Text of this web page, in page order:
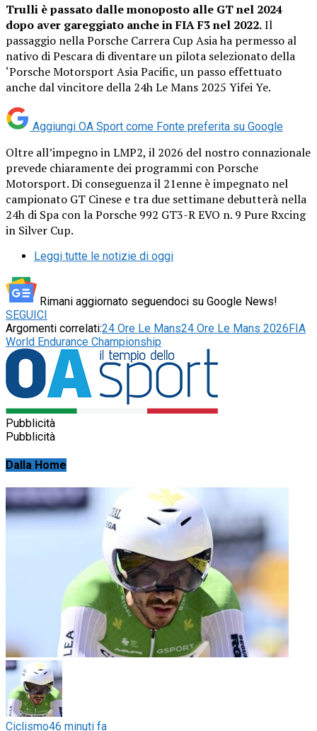
Trulli è passato dalle monoposto alle GT nel 2024
dopo aver gareggiato anche in FIA F3 nel 2022.Il
passaggio nella Porsche Carrera Cup Asia ha permesso al
nativo di Pescara di diventare un pilota selezionato della
‘Porsche Motorsport Asia Pacific, un passo effettuato
anche dal vincitore della 24h Le Mans 2025 Yifei Ye.
Aggiungi OA Sport come Fonte preferita su Google
Oltre all’impegno in LMP2, il 2026 del nostro connazionale
prevede chiaramente dei programmi con Porsche
Motorsport. Di conseguenza il 21enne è impegnato nel
campionato GT Cinese e tra due settimane debutterà nella
24h di Spa con la Porsche 992 GT3-R EVO n. 9 Pure Rxcing
in Silver Cup.
Leggi tutte le notizie di oggi
Rimani aggiornato seguendoci su Google News!
SEGUICI
Argomenti correlati:24 Ore Le Mans24 Ore Le Mans 2026FIA
World Endurance Championship
Pubblicità
Pubblicità
Dalla Home
Ciclismo46 minuti fa